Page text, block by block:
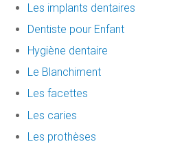
Les implants dentaires
Dentiste pour Enfant
Hygiène dentaire
Le Blanchiment
Les facettes
Les caries
Les prothèses